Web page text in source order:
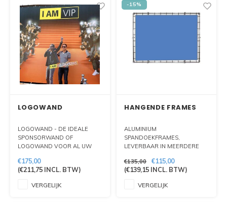
LOGOWAND
LOGOWAND - DE IDEALE
SPONSORWAND OF
LOGOWAND VOOR AL UW
LOPER MOMENTEN OF
ANDERE EVENEMENTEN.
€175,00
(€211,75INCL. BTW)
VERGELIJK
-15%
HANGENDE FRAMES
ALUMINIUM
SPANDOEKFRAMES,
LEVERBAAR IN MEERDERE
PLAATSING AAN VLAKKE
WAND.
€135,00
€115,00
(€139,15 INCL. BTW)
VERGELIJK